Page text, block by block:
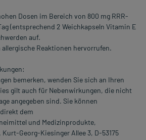
Dosen im Bereich von 800 mg RRR-
(entsprechend 2 Weichkapseln Vitamin E
auf.
Reaktionen hervorrufen.
bemerken, wenden Sie sich an Ihren
gilt auch für Nebenwirkungen, die nicht
angegeben sind. Sie können
dem
und Medizinprodukte,
Georg-Kiesinger Allee 3, D-53175